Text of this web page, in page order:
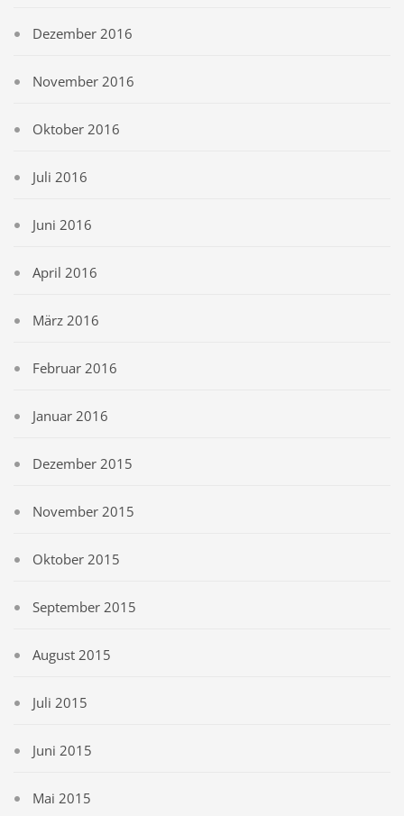
Dezember 2016
November 2016
Oktober 2016
Juli 2016
Juni 2016
April 2016
März 2016
Februar 2016
Januar 2016
Dezember 2015
November 2015
Oktober 2015
September 2015
August 2015
Juli 2015
Juni 2015
Mai 2015